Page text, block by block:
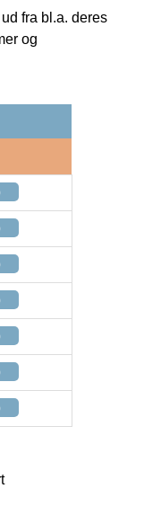
fra bl.a. deres
og